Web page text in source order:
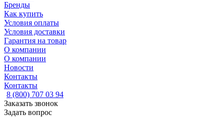
Бренды
Как купить
Условия оплаты
Условия доставки
Гарантия на товар
О компании
О компании
Новости
Контакты
Контакты
8 (800) 707 03 94
Заказать звонок
Задать вопрос